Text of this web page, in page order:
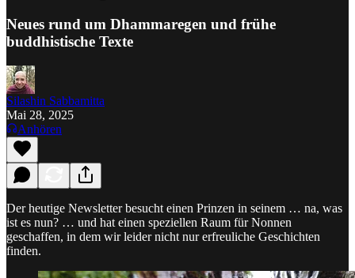
Neues rund um Dhammaregen und frühe
buddhistische Texte
Silashin Sabbamitta
Mai 28, 2025
Anhören
Der heutige Newsletter besucht einen Prinzen in seinem … na, was
ist es nun? … und hat einen speziellen Raum für Nonnen
geschaffen, in dem wir leider nicht nur erfreuliche Geschichten
finden.